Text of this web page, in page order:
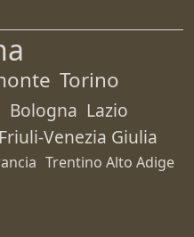
Torino
Bologna Lazio
Friuli-Venezia Giulia
Trentino Alto Adige